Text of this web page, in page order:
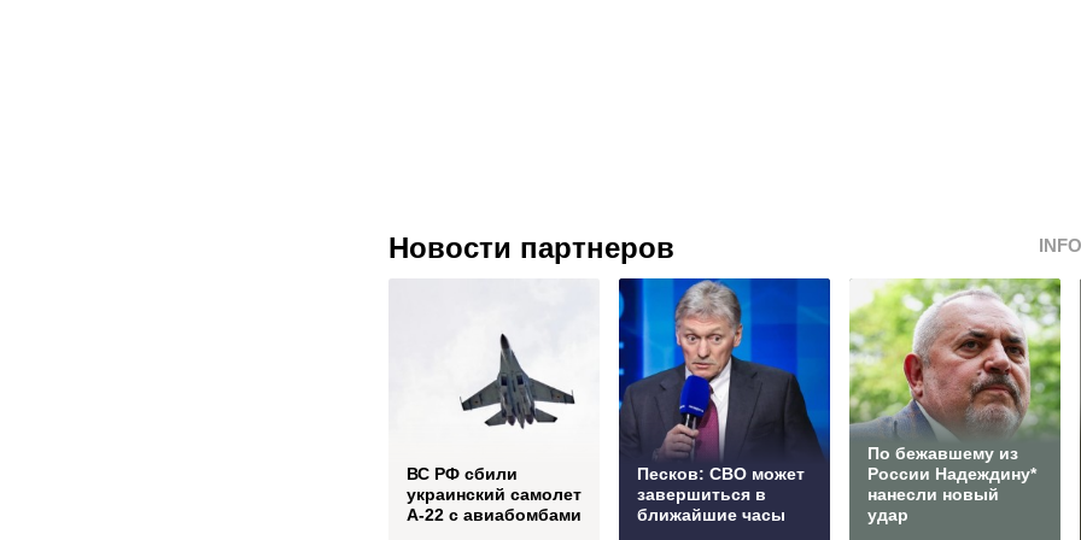
Новости партнеров
ВС РФ сбили
украинский самолет
А-22 с авиабомбами
Песков: СВО может
завершиться в
ближайшие часы
По бежавшему из
России Надеждину*
нанесли новый
удар